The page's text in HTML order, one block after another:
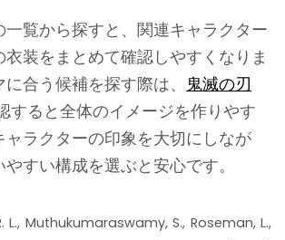
覧から探すと、関連キャラクター
装をまとめて確認しやすくなりま
合う候補を探す際は、 鬼滅の刃
すると全体のイメージを作りやす
ャラクターの印象を大切にしなが
すい構成を選ぶと安心です。
L., Muthukumaraswamy, S., Roseman, L.,